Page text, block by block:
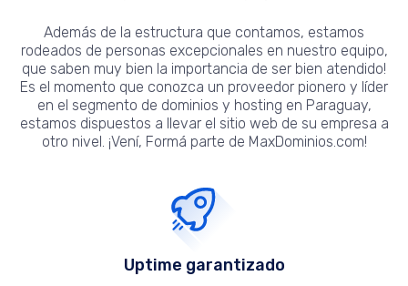
Además de la estructura que contamos, estamos
rodeados de personas excepcionales en nuestro equipo,
que saben muy bien la importancia de ser bien atendido!
Es el momento que conozca un proveedor pionero y líder
en el segmento de dominios y hosting en Paraguay,
estamos dispuestos a llevar el sitio web de su empresa a
otro nivel. ¡Vení, Formá parte de MaxDominios.com!
Uptime garantizado